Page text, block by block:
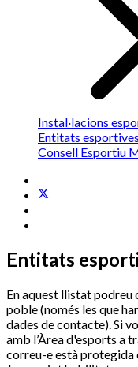
Instal·lacions
Entitats esportives
Consell Esportiu
Entitats
En aquest llistat
poble (només les que
dades de contacte). Si
amb l’Àrea d'esports a
correu-e està protegida